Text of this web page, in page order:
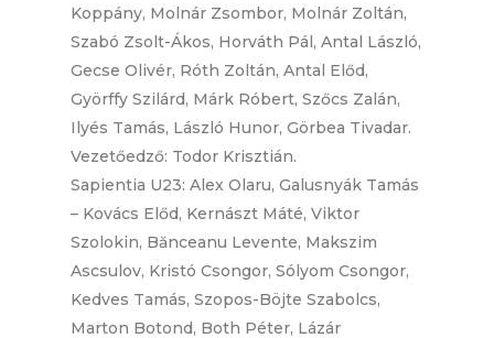
Koppány, Molnár Zsombor, Molnár Zoltán,
Szabó Zsolt-Ákos, Horváth Pál, Antal László,
Gecse Olivér, Róth Zoltán, Antal Előd,
Györffy Szilárd, Márk Róbert, Szőcs Zalán,
Ilyés Tamás, László Hunor, Görbea Tivadar.
Vezetőedző: Todor Krisztián.
Sapientia U23: Alex Olaru, Galusnyák Tamás
– Kovács Előd, Kernászt Máté, Viktor
Szolokin, Bănceanu Levente, Makszim
Ascsulov, Kristó Csongor, Sólyom Csongor,
Kedves Tamás, Szopos-Böjte Szabolcs,
Marton Botond, Both Péter, Lázár